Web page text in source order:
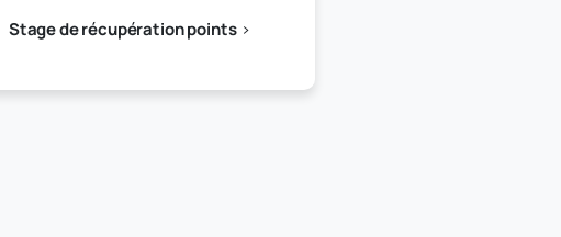
Stage de récupération points